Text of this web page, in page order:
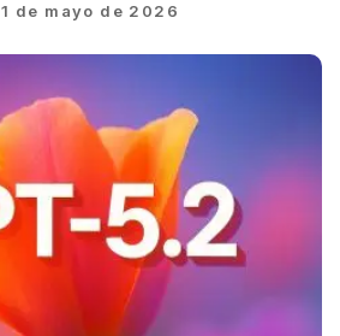
1 de mayo de 2026